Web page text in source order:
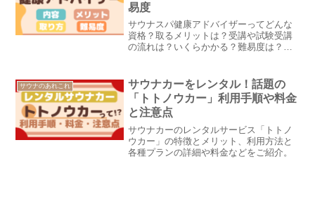
易度
サウナスパ健康アドバイザーってどんな
資格？取るメリットは？受講や試験受講
の流れは？いくらかかる？難易度は？そ
サウナのあれこれ
サウナカーをレンタル！話題の
「トトノウカー」利用手順や料金
と注意点
サウナカーのレンタルサービス「トトノ
ウカー」の特徴とメリット、利用方法と
各種プランの詳細や料金などをご紹介。